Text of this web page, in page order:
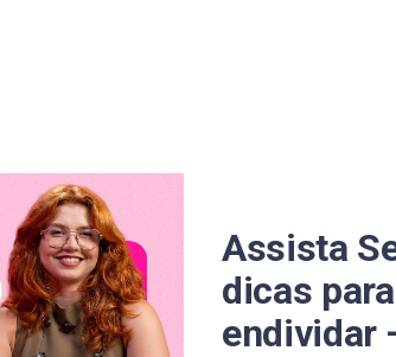
Assista
dicas
endividar